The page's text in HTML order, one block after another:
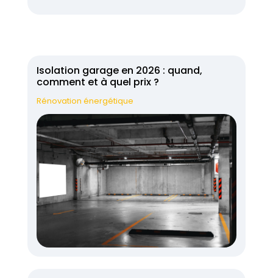
Isolation garage en 2026 : quand,
comment et à quel prix ?
Rénovation énergétique